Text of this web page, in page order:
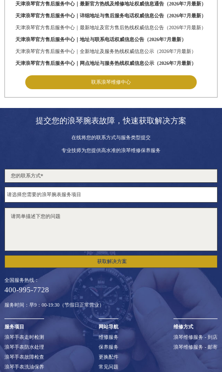
天津浪琴官方售后服务中心｜最新官方热线及维修地址权威信息通告（2026年7月最新）
天津浪琴官方售后服务中心｜详细地址与售后服务电话权威信息公告（2026年7月最新）
天津浪琴官方售后服务中心｜最新地址及官方售后热线权威信息公告（2026年7月最新）
天津浪琴官方售后服务中心｜地址与联系电话权威信息公告（2026年7月最新）
天津浪琴官方售后服务中心｜全新地址及服务热线权威信息公示（2026年7月最新）
天津浪琴官方售后服务中心｜网点地址与服务热线权威信息公示（2026年7月最新）
联系浪琴维修中心
提交您的浪琴腕表故障，快速获取解决方案
在线将您的联系方式与服务类型提交
专业技师为您提供高水准的浪琴维修保养服务
获取解决方案
全国服务热线：
400-995-7728
服务时间：早9：00-19:30（节假日正常营业）
服务项目
浪琴手表走时检测
浪琴手表防水处理
浪琴手表故障检查
浪琴手表洗油保养
网站导航
维修服务
保养服务
更换配件
常见问题
维修方式
浪琴维修服务 - 到店
浪琴维修服务 - 邮寄